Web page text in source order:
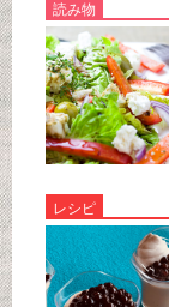
読み物
レシピ